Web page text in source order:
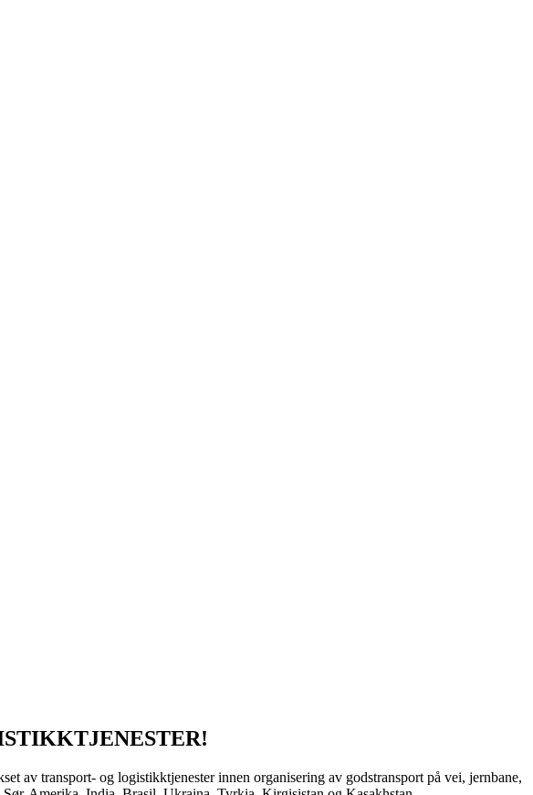
av transport- og logistikktjenester innen organisering av godstransport på vei, jernbane,